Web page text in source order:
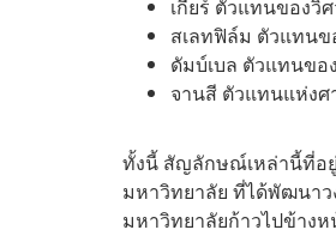
เกียร์ ตัวแทนของวิ
สเลทฟิล์ม ตัวแทนข
ดัมบ์เบล ตัวแทนขอ
จานสี ตัวแทนแห่งศ
ทั้งนี้ สัญลักษณ์เหล่านี้ที่อยู่
มหาวิทยาลัย ที่ได้พัฒนาว
มหาวิทยาลัยก้าวไปข้าง